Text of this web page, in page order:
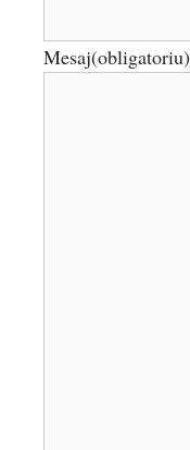
Mesaj(obligatoriu)